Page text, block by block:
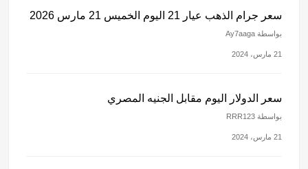
سعر جرام الذهب عيار 21 اليوم الخميس 21 مارس 2026
بواسطة Ay7aaga
21 مارس، 2024
سعر الدولار اليوم مقابل الجنيه المصري
بواسطة RRR123
21 مارس، 2024